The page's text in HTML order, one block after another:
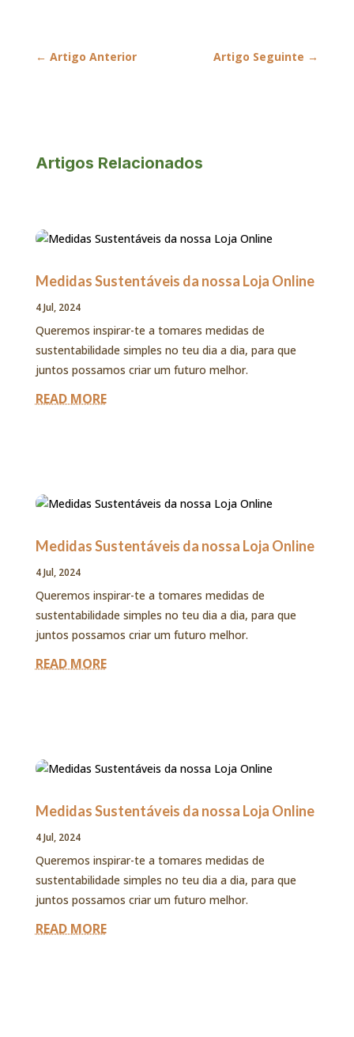
← Artigo Anterior Artigo Seguinte →
Artigos Relacionados
Medidas Sustentáveis da nossa Loja Online
4 Jul, 2024
Queremos inspirar-te a tomares medidas de
sustentabilidade simples no teu dia a dia, para que
juntos possamos criar um futuro melhor.
READ MORE
Medidas Sustentáveis da nossa Loja Online
4 Jul, 2024
Queremos inspirar-te a tomares medidas de
sustentabilidade simples no teu dia a dia, para que
juntos possamos criar um futuro melhor.
READ MORE
Medidas Sustentáveis da nossa Loja Online
4 Jul, 2024
Queremos inspirar-te a tomares medidas de
sustentabilidade simples no teu dia a dia, para que
juntos possamos criar um futuro melhor.
READ MORE